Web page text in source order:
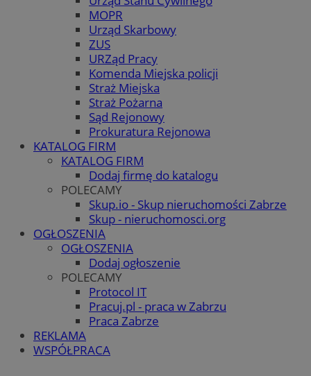
MOPR
Urząd Skarbowy
ZUS
URZąd Pracy
Komenda Miejska policji
Straż Miejska
Straż Pożarna
Sąd Rejonowy
Prokuratura Rejonowa
KATALOG FIRM
KATALOG FIRM
Dodaj firmę do katalogu
POLECAMY
Skup.io - Skup nieruchomości Zabrze
Skup - nieruchomosci.org
OGŁOSZENIA
OGŁOSZENIA
Dodaj ogłoszenie
POLECAMY
Protocol IT
Pracuj.pl - praca w Zabrzu
Praca Zabrze
REKLAMA
WSPÓŁPRACA